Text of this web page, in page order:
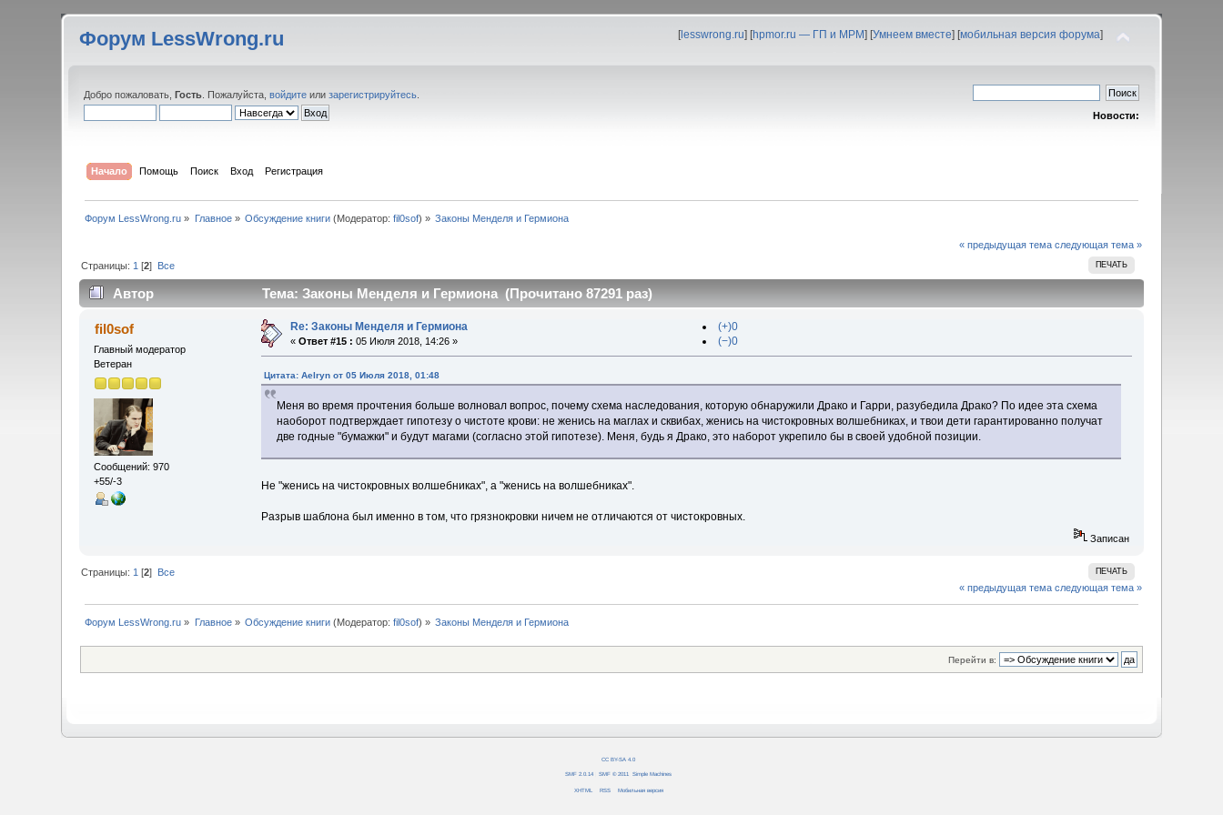
Форум LessWrong.ru [lesswrong.ru] [hpmor.ru — ГП и МРМ] [Умнеем вместе] [мобильная версия форума]
Добро пожаловать,Гость . Пожалуйста,войдите илизарегистрируйтесь
Новости:
Начало Помощь Поиск Вход Регистрация
Форум LessWrong.ru » Главное» Обсуждение книги (Модератор:fil0sof) » Законы Менделя и Гермиона
« предыдущая тема следующая тема »
ПЕЧАТЬ
Страницы: 1 [2] Все
Автор Тема: Законы Менделя и Гермиона (Прочитано 87291 раз)
fil0sof
Главный модератор
Ветеран
Сообщений: 970
+55/-3
Re: Законы Менделя и Гермиона
«Ответ #15 : 05 Июля 2018, 14:26 »
(+)0
(−)0
Цитата: Aelryn от 05 Июля 2018, 01:48
Меня во время прочтения больше волновал вопрос, почему схема наследования, которую обнаружили Драко и Гарри, разубедила Драко? По идее эта схема
наоборот подтверждает гипотезу о чистоте крови: не женись на маглах и сквибах, женись на чистокровных волшебниках, и твои дети гарантированно получат
две годные "бумажки" и будут магами (согласно этой гипотезе). Меня, будь я Драко, это наборот укрепило бы в своей удобной позиции.
Не "женись на чистокровных волшебниках", а "женись на волшебниках".
Разрыв шаблона был именно в том, что грязнокровки ничем не отличаются от чистокровных.
Записан
ПЕЧАТЬ
Страницы: 1 [2] Все
« предыдущая тема следующая тема »
Форум LessWrong.ru » Главное» Обсуждение книги (Модератор:fil0sof) » Законы Менделя и Гермиона
Перейти в:
CC BY-SA 4.0
SMF 2.0.14 SMF © 2011 Simple Machines
XHTML RSS Мобильная версия